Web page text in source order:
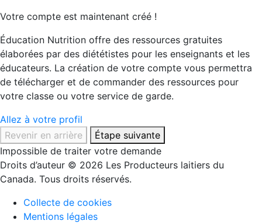
Votre compte est maintenant créé !
Éducation Nutrition offre des ressources gratuites
élaborées par des diététistes pour les enseignants et les
éducateurs. La création de votre compte vous permettra
de télécharger et de commander des ressources pour
votre classe ou votre service de garde.
Allez à votre profil
Revenir en arrière
Étape suivante
Impossible de traiter votre demande
Droits d’auteur © 2026 Les Producteurs laitiers du
Canada. Tous droits réservés.
Collecte de cookies
Mentions légales